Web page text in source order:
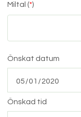
Miltal (*)
Önskat datum
Önskad tid